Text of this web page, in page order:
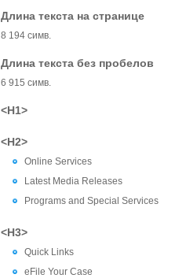
Длина текста на странице
8 194 симв.
Длина текста без пробелов
6 915 симв.
<H1>
<H2>
Online Services
Latest Media Releases
Programs and Special Services
<H3>
Quick Links
eFile Your Case